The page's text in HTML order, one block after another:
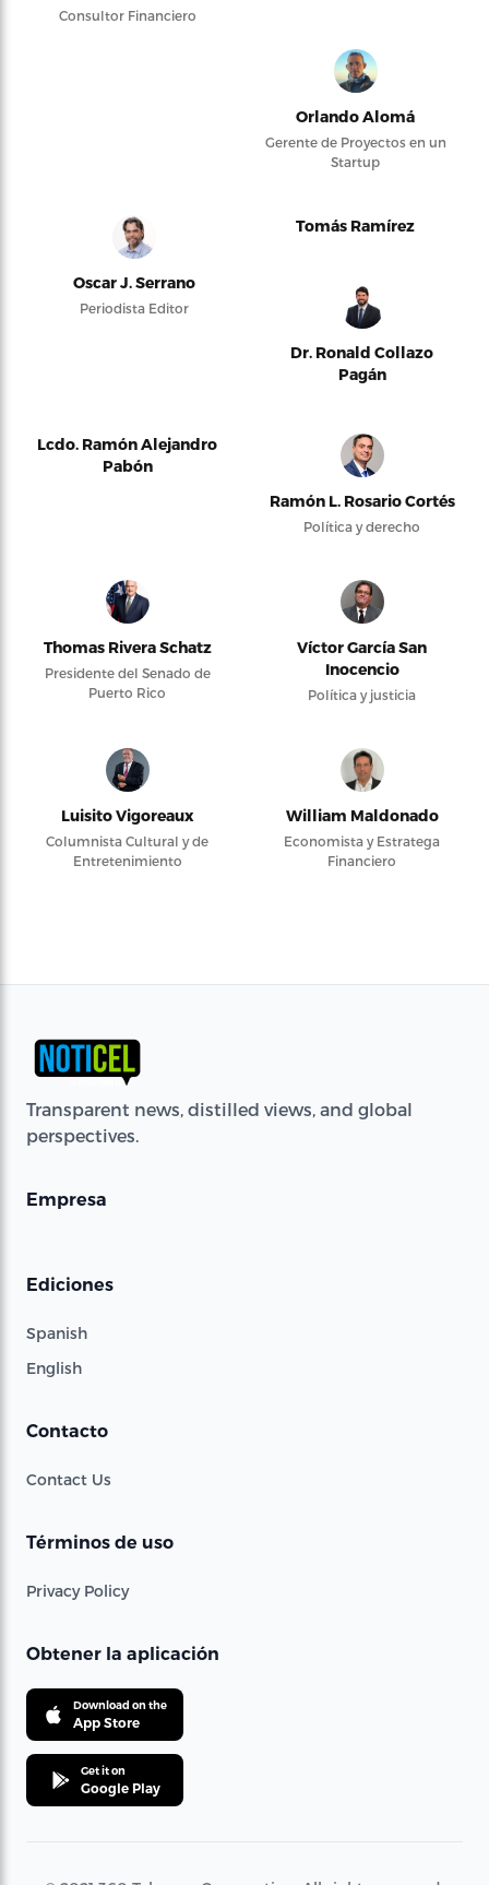
Consultor Financiero
Orlando Alomá
Gerente de Proyectos en un
Startup
Oscar J. Serrano
Periodista Editor
Tomás Ramírez
Dr. Ronald Collazo
Pagán
Lcdo. Ramón Alejandro
Pabón
Ramón L. Rosario Cortés
Política y derecho
Thomas Rivera Schatz
Presidente del Senado de
Puerto Rico
Víctor García San
Inocencio
Política y justicia
Luisito Vigoreaux
Columnista Cultural y de
Entretenimiento
William Maldonado
Economista y Estratega
Financiero
Transparent news, distilled views, and global
perspectives.
Empresa
Ediciones
Spanish
English
Contacto
Contact Us
Términos de uso
Privacy Policy
Obtener la aplicación
Download on the
App Store
Get it on
Google Play